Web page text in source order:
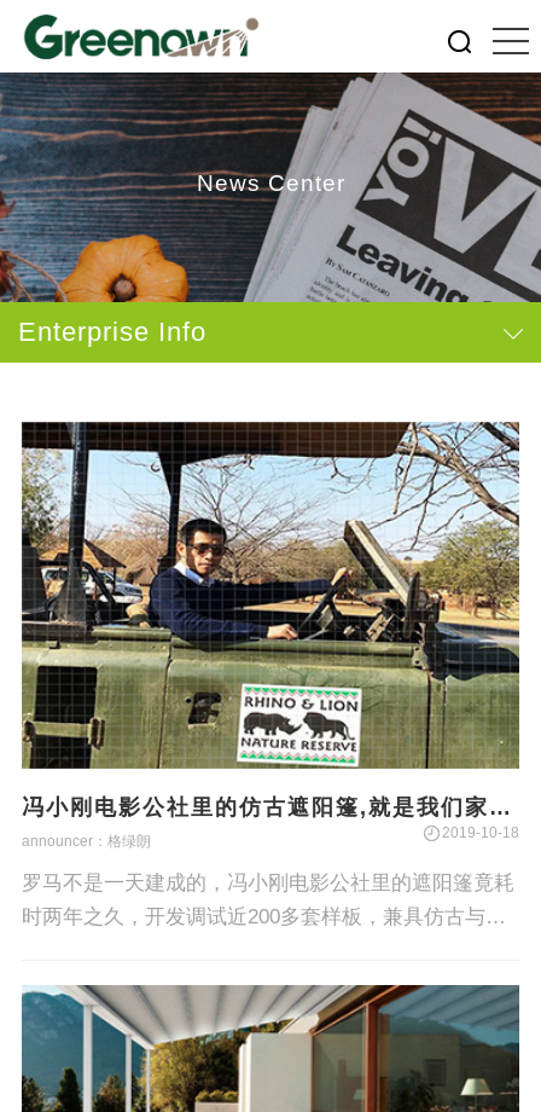
News Center
Enterprise Info
冯小刚电影公社里的仿古遮阳篷,就是我们家的
announcer：格绿朗 2019-10-18
罗马不是一天建成的，冯小刚电影公社里的遮阳篷竟耗
时两年之久，开发调试近200多套样板，兼具仿古与现
家极具创新富有活力的企业